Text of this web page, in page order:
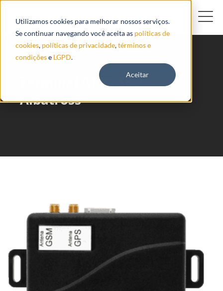
Utilizamos cookies para melhorar nossos serviços.
Se continuar navegando você aceita as políticas de
cookies, políticas de privacidade,términos e
condiçõese LGPD.
Aceitar
Terminal GPRS S8.3
Albatross